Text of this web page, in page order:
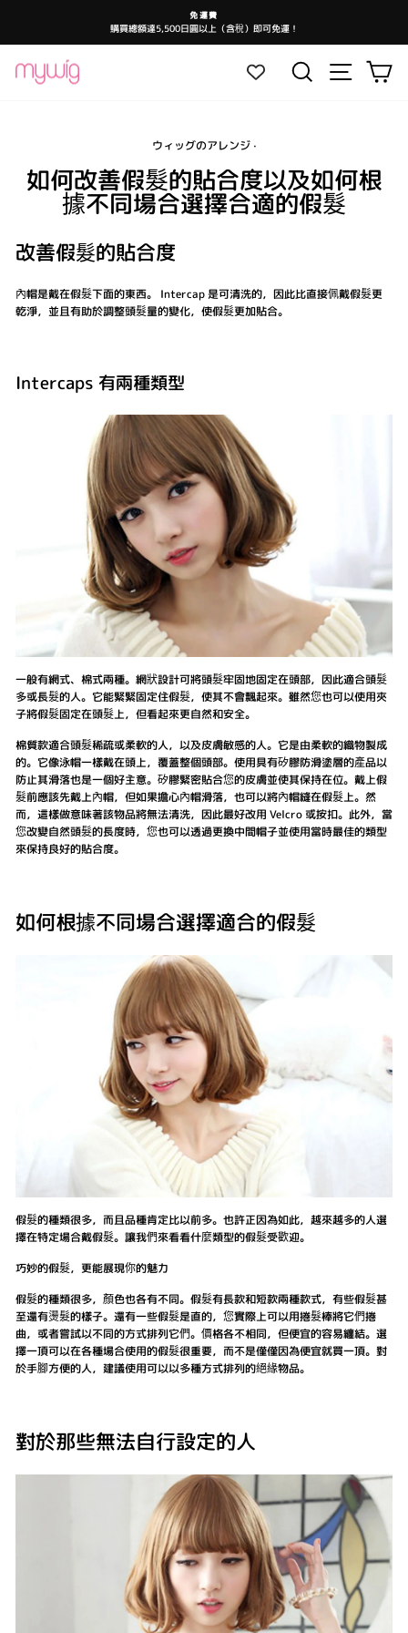
內
暫
免運費
購買總額達5,500日圓以上（含稅）即可免運！
搜尋 網站導航大
ウィッグのアレンジ·
如何改善假髮的貼合度以及如何根
據不同場合選擇合適的假髮
改善假髮的貼合度
內帽是戴在假髮下面的東西。 Intercap 是可清洗的，因此比直接佩戴假髮更
乾淨，並且有助於調整頭髮量的變化，使假髮更加貼合。
Intercaps 有兩種類型
一般有網式、棉式兩種。網狀設計可將頭髮牢固地固定在頭部，因此適合頭髮
多或長髮的人。它能緊緊固定住假髮，使其不會飄起來。雖然您也可以使用夾
子將假髮固定在頭髮上，但看起來更自然和安全。
棉質款適合頭髮稀疏或柔軟的人，以及皮膚敏感的人。它是由柔軟的織物製成
的。它像泳帽一樣戴在頭上，覆蓋整個頭部。使用具有矽膠防滑塗層的產品以
防止其滑落也是一個好主意。矽膠緊密貼合您的皮膚並使其保持在位。戴上假
髮前應該先戴上內帽，但如果擔心內帽滑落，也可以將內帽縫在假髮上。然
而，這樣做意味著該物品將無法清洗，因此最好改用 Velcro 或按扣。此外，當
您改變自然頭髮的長度時，您也可以透過更換中間帽子並使用當時最佳的類型
來保持良好的貼合度。
如何根據不同場合選擇適合的假髮
假髮的種類很多，而且品種肯定比以前多。也許正因為如此，越來越多的人選
擇在特定場合戴假髮。讓我們來看看什麼類型的假髮受歡迎。
巧妙的假髮，更能展現你的魅力
假髮的種類很多，顏色也各有不同。假髮有長款和短款兩種款式，有些假髮甚
至還有燙髮的樣子。還有一些假髮是直的，您實際上可以用捲髮棒將它們捲
曲，或者嘗試以不同的方式排列它們。價格各不相同，但便宜的容易纏結。選
擇一頂可以在各種場合使用的假髮很重要，而不是僅僅因為便宜就買一頂。對
於手腳方便的人，建議使用可以以多種方式排列的絕緣物品。
對於那些無法自行設定的人